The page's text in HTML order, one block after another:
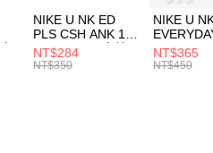
３．收到繳費通知簡訊後14天內，
／ATM／網路銀行／等多元方式進
※ 請注意：結帳手續完成當下不需
絡購買商品的店家。未經商家同意取
先享後付繳納相關費用。
付款後門市自取
每筆NT$100，滿NT$1,500(含以
NIKE U NK ED
PLS CSH ANK 1P
144 DBL 男 中統
襪 DH4058104
NT$284
NT$350
NIKE U
男女 短統襪
NT$365
NT$450